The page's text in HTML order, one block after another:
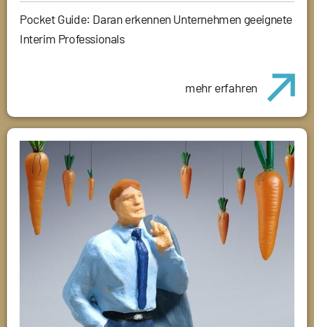
Pocket Guide: Daran erkennen Unternehmen geeignete
Interim Professionals
mehr erfahren